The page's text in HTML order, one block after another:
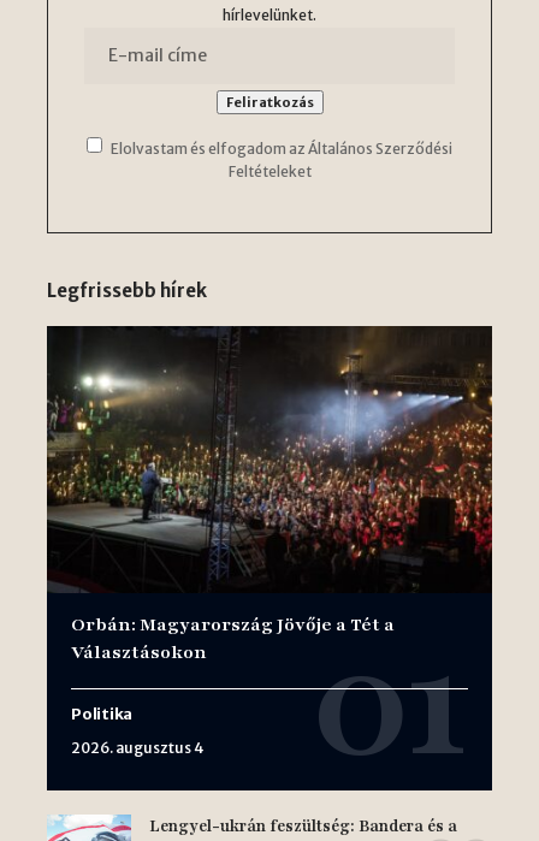
hírlevelünket.
Elolvastam és elfogadom az Általános Szerződési
Feltételeket
Legfrissebb hírek
Orbán: Magyarország Jövője a Tét a
Választásokon
Politika
2026. augusztus 4
Lengyel-ukrán feszültség: Bandera és a